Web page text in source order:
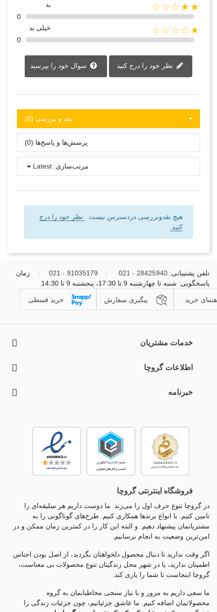
★★☆☆☆
بد
0
★☆☆☆☆
خیلی بد
0
سوال خود را بپرسید
نقد و بررسی‌‌ (0)
پرسش‌ها و پاسخ‌ها (0)
مرتب‌سازی: Latest
هیچ نقدوبررسی دردسترس نیست
نظر خود را درج
کنید.
تلفن پشتیبانی: 28425940 - 021
91035179 - 021
زمان
پاسخگویی: شنبه تا چهارشنبه 9 تا 17:30، پنجشنبه 9 تا 14:30
خرید پیگیری سفارش خرید قسطی
خدمات مشتریان
اطلاعات گروچا
خبرنامه
فروشگاه اینترنتی گروچا
در گروچا تنوع حرف اول را می‌زند. ما دوست داریم هر سلیقه‌ای را
تامین کنیم. با انواع برندها همکاری کنیم. طرح‌های گوناگونی را به
مشتریانمان پیشنهاد دهیم. و البته این کار را در کمترین زمان ممکن و در
امن‌ترین وضعیت به انجام برسانیم.
اگر وقت ندارید تا دنبال محصول دلخواهتان بگردید، از اصل بودن اجناس
اطمینان ندارید، یا در شهر محل زندگیتان تنوع محصولات بی معناست،
گروچا اینجاست تا شما را یاری کند.
ما سعی داریم به مرور و با نیاز سنجی مخاطبانمان به گروه
محصولاتمان اضافه کنیم. ما عاشق جزئياتیم، چون جزئيات زندگی را